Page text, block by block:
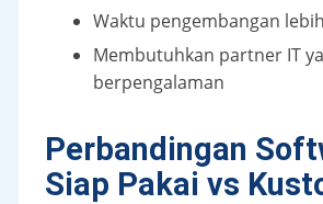
Waktu pengembangan
Membutuhkan partner IT
berpengalaman
Perbandingan
Siap Pakai vs